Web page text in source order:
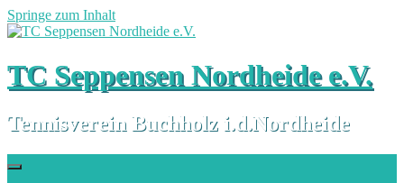
Springe zum Inhalt
TC Seppensen Nordheide e.V.
Tennisverein Buchholz i.d.Nordheide